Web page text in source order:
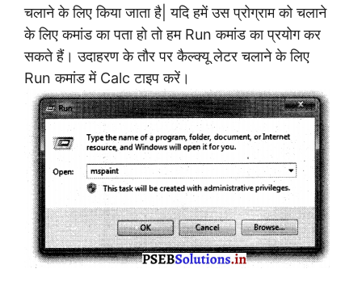
चलाने के लिए किया जाता है| यदि हमें उस प्रोग्राम को चलाने
के लिए कमांड का पता हो तो हम Run कमांड का प्रयोग कर
सकते हैं। उदाहरण के तौर पर कैल्क्यू लेटर चलाने के लिए
Run कमांड में Calc टाइप करें।